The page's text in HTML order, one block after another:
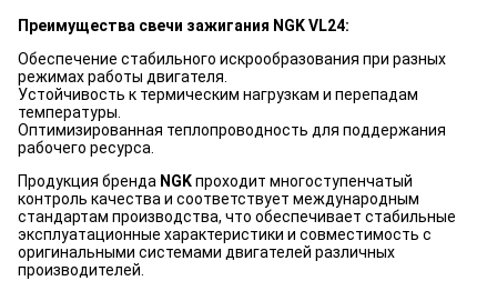
Преимущества свечи зажигания NGK VL24:
Обеспечение стабильного искрообразования при разных
режимах работы двигателя.
Устойчивость к термическим нагрузкам и перепадам
температуры.
Оптимизированная теплопроводность для поддержания
рабочего ресурса.
Продукция бренда NGKпроходит многоступенчатый
контроль качества и соответствует международным
стандартам производства, что обеспечивает стабильные
эксплуатационные характеристики и совместимость с
оригинальными системами двигателей различных
производителей.